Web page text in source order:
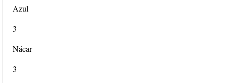
Azul
3
Nácar
3